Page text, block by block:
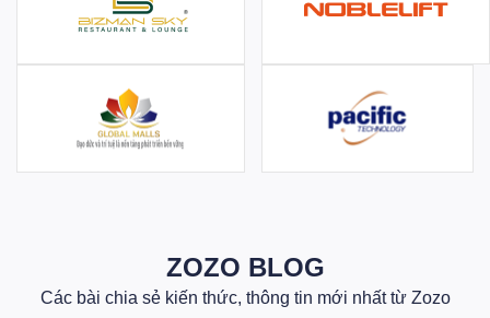
ZOZO BLOG
Các bài chia sẻ kiến thức, thông tin mới nhất từ Zozo